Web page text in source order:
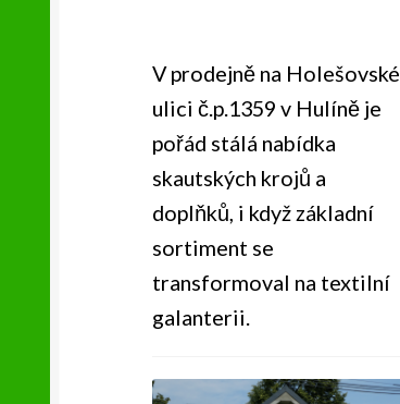
V prodejně na Holešovské
ulici č.p.1359 v Hulíně je
pořád stálá nabídka
skautských krojů a
doplňků, i když základní
sortiment se
transformoval na textilní
galanterii.